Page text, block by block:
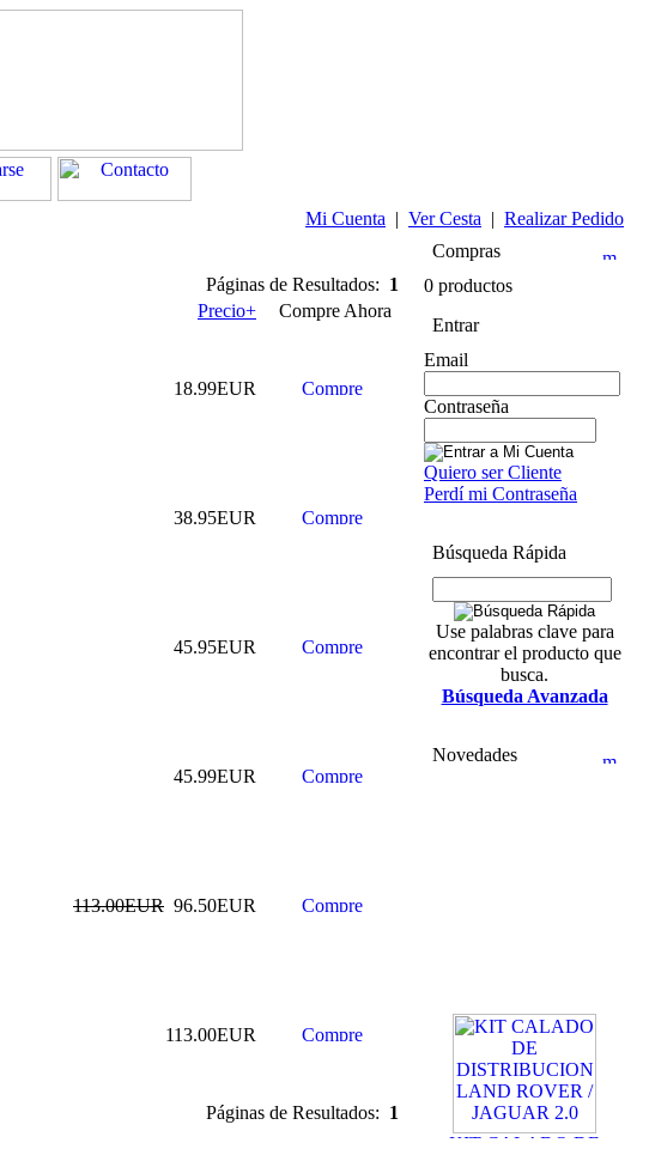
Mi Cuenta | Ver Cesta | Realizar Pedido
Páginas de Resultados: 1
Precio+ Compre Ahora
18.99EUR
38.95EUR
45.95EUR
45.99EUR
113.00EUR 96.50EUR
113.00EUR
Páginas de Resultados: 1
Compras
0 productos
Entrar
Email
Contraseña
Quiero ser Cliente
Perdí mi Contraseña
Búsqueda Rápida
Use palabras clave para
encontrar el producto que
busca.
Búsqueda Avanzada
Novedades
KIT CALADO DE